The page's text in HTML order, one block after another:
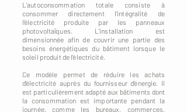
L'autoconsommation totale consiste à
consommer directement l'intégralité de
l'électricité produite par les panneaux
photovoltaïques. L'installation est
dimensionnée afin de couvrir une partie des
besoins énergétiques du bâtiment lorsque le
soleil produit de l'électricité.
Ce modèle permet de réduire les achats
d'électricité auprès du fournisseur d'énergie. Il
est particulièrement adapté aux bâtiments dont
la consommation est importante pendant la
journée, comme les bureaux, commerces,